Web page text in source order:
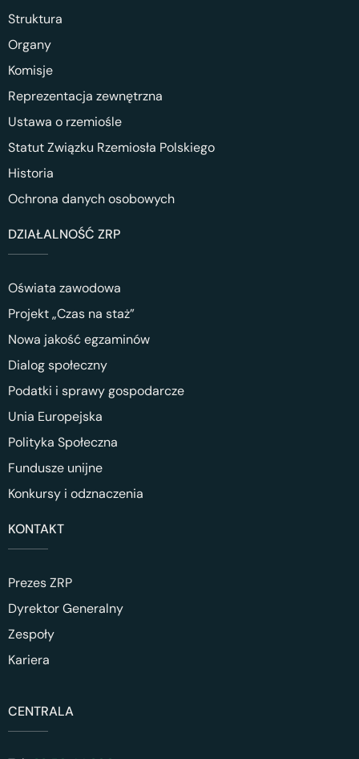
Struktura
Organy
Komisje
Reprezentacja zewnętrzna
Ustawa o rzemiośle
Statut Związku Rzemiosła Polskiego
Historia
Ochrona danych osobowych
DZIAŁALNOŚĆ ZRP
Oświata zawodowa
Projekt „Czas na staż”
Nowa jakość egzaminów
Dialog społeczny
Podatki i sprawy gospodarcze
Unia Europejska
Polityka Społeczna
Fundusze unijne
Konkursy i odznaczenia
KONTAKT
Prezes ZRP
Dyrektor Generalny
Zespoły
Kariera
CENTRALA